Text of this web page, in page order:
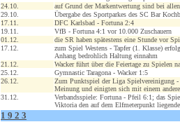
24.10.
auf Grund der Markentwertung sind bei
29.10.
Übergabe des Sportparkes des SC Bar
17.11.
DFC Karlsbad - Fortuna 2:4
19.11.
VfB - Fortuna 4:1 vor 10.000 Zuschauern
01.12.
die SR haben spätestens eine Stunde vor
17.12.
zum Spiel Westens - Tapfer (1. Klasse)
Anhang bedrohlich Haltung einnahm
21.12.
Wacker führt über die Feiertage zu Spielen
25.12.
Gymnastic Taragona - Wacker 1:5
26.12.
Zum Punktspiel der Liga Spielvereinigung
Meinung und einigten sich mit einem
31.12.
Verbandsspiele: Fortuna - Pfeil 6:1; das
Viktoria den auf dem Elfmeterpunkt
1 9 2 3